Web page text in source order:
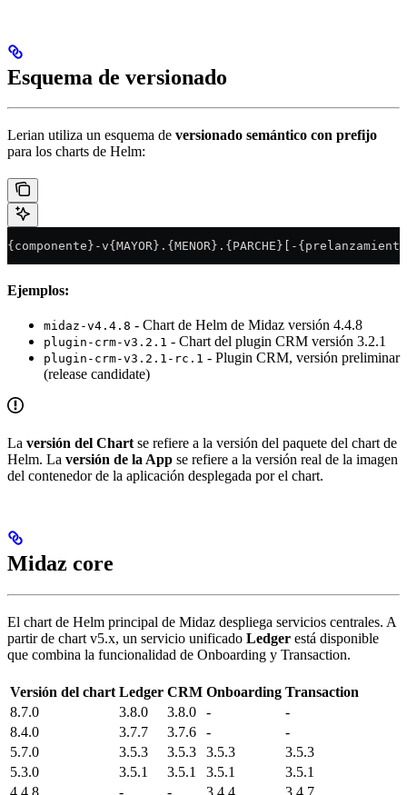
Esquema de versionado
Lerian utiliza un esquema de versionado semántico con prefijo
para los charts de Helm:
{componente}-v{MAYOR}.{MENOR}.{PARCHE}[-
Ejemplos:
midaz-v4.4.8 - Chart de Helm de Midaz versión 4.4.8
plugin-crm-v3.2.1 - Chart del plugin CRM versión 3.2.1
plugin-crm-v3.2.1-rc.1 - Plugin CRM, versión preliminar
(release candidate)
La versión del Chartse refiere a la versión del paquete del chart de
Helm. La versión de la App se refiere a la versión real de la imagen
del contenedor de la aplicación desplegada por el chart.
Midaz core
El chart de Helm principal de Midaz despliega servicios centrales. A
partir de chart v5.x, un servicio unificado Ledger está disponible
que combina la funcionalidad de Onboarding y Transaction.
Versión del chart Ledger CRM Onboarding Transaction
8.7.0
3.8.0 3.8.0 -
-
8.4.0
3.7.7 3.7.6 -
-
5.7.0
3.5.3 3.5.3 3.5.3
3.5.3
5.3.0
3.5.1 3.5.1 3.5.1
3.5.1